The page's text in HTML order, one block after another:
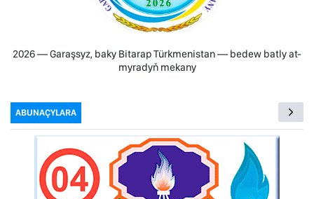
2026 — Garaşsyz, baky Bitarap Türkmenistan — bedew batly at-
myradyň mekany
ABUNAÇYLARA